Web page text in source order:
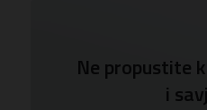
Ne propustite
i